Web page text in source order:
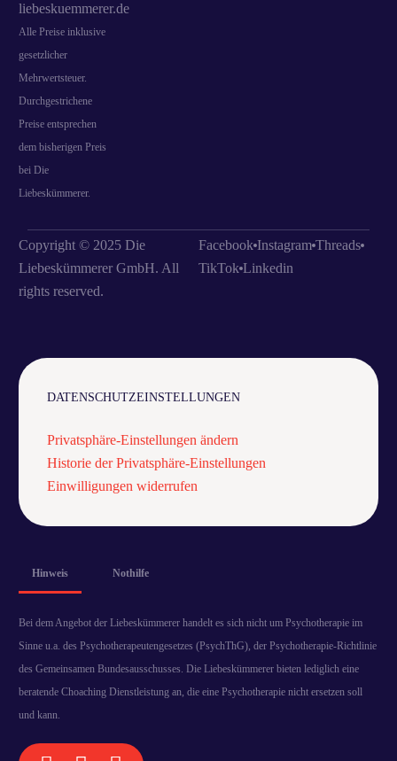
liebeskuemmerer.de
Alle Preise inklusive
gesetzlicher
Mehrwertsteuer.
Durchgestrichene
Preise entsprechen
dem bisherigen Preis
bei Die
Liebeskümmerer.
Copyright © 2025 Die
Liebeskümmerer GmbH. All
rights reserved.
Facebook Instagram Threads
TikTok Linkedin
DATENSCHUTZEINSTELLUNGEN
Privatsphäre-Einstellungen ändern
Historie der Privatsphäre-Einstellungen
Einwilligungen widerrufen
Hinweis Nothilfe
Bei dem Angebot der Liebeskümmerer handelt es sich nicht um Psychotherapie im
Sinne u.a. des Psychotherapeutengesetzes (PsychThG), der Psychotherapie-Richtlinie
des Gemeinsamen Bundesausschusses. Die Liebeskümmerer bieten lediglich eine
beratende Choaching Dienstleistung an, die eine Psychotherapie nicht ersetzen soll
und kann.
KOSTENLOSES VORGESPRÄCH